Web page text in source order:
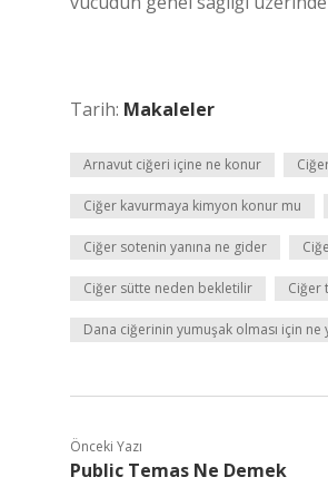
Tarih: Makaleler
Arnavut ciğeri içine ne konur
Ciğer kavurmaya kimyon konur mu
Ciğer sotenin yanına ne gider
Ciğer sütte neden bekletilir Ciğer
Dana ciğerinin yumuşak olması için ne
Önceki Yazı
Public Temas Ne Demek